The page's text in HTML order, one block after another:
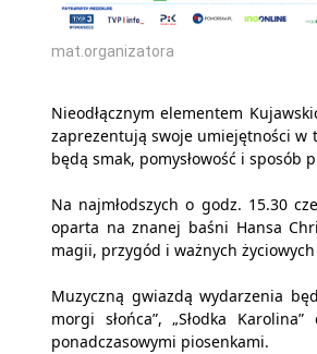
mat.organizatora
Nieodłącznym elementem
zaprezentują swoje umiejętności w
będą smak, pomysłowość i
Na najmłodszych o godz. 15.30
oparta na znanej baśni Hansa
magii, przygód i ważnych
Muzyczną gwiazdą wydarzenia
morgi słońca”, „Słodka
ponadczasowymi piosenkami.